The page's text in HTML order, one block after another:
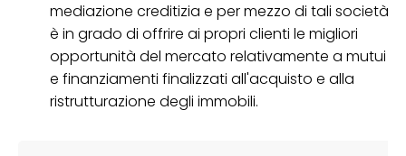
mediazione creditizia e per mezzo di tali società
è in grado di offrire ai propri clienti le migliori
opportunità del mercato relativamente a mutui
e finanziamenti finalizzati all'acquisto e alla
ristrutturazione degli immobili.